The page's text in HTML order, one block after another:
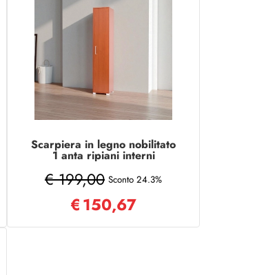
Scarpiera in legno nobilitato
1 anta ripiani interni
37x189h cm Ciliegio
€ 199,00 Sconto 24.3%
€150,67